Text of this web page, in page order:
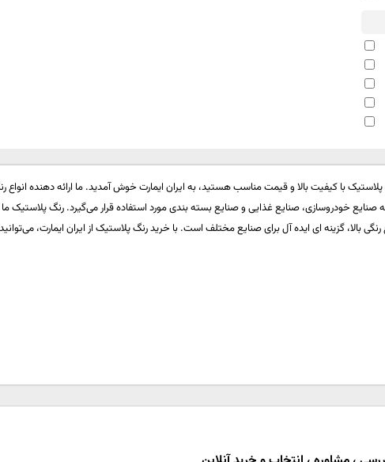
با کیفیت بالا و قیمت مناسب هستید، به ایران ایمارت خوش آمدید. ما ارائه دهنده
خودروسازی، صنایع غذایی و صنایع بسته بندی مورد استفاده قرار می‌گیرد. رنگ پلاستیک
بالا، گزینه ای ایده آل برای صنایع مختلف است. با خرید رنگ پلاستیک از ایران ایمارت،